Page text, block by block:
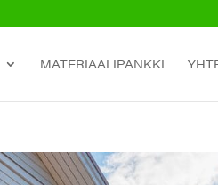
MATERIAALIPANKKI